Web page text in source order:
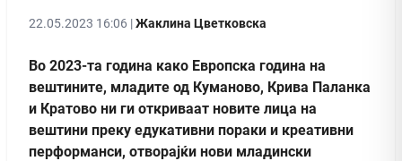
22.05.2023 16:06 |Жаклина Цветковска
Во 2023-та година како Европска година на
вештините, младите од Куманово, Крива Паланка
и Кратово ни ги откриваат новите лица на
вештини преку едукативни пораки и креативни
перформанси, отворајќи нови младински